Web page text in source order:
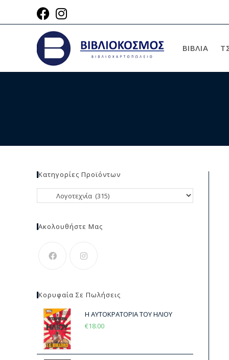
ΒΙΒΛΙΑ
Κατηγορίες Προϊόντων
Ακολουθήστε Μας
Κορυφαία Σε Πωλήσεις
Η ΑΥΤΟΚΡΑΤΟΡΙΑ ΤΟΥ ΗΛΙΟΥ
€18.00